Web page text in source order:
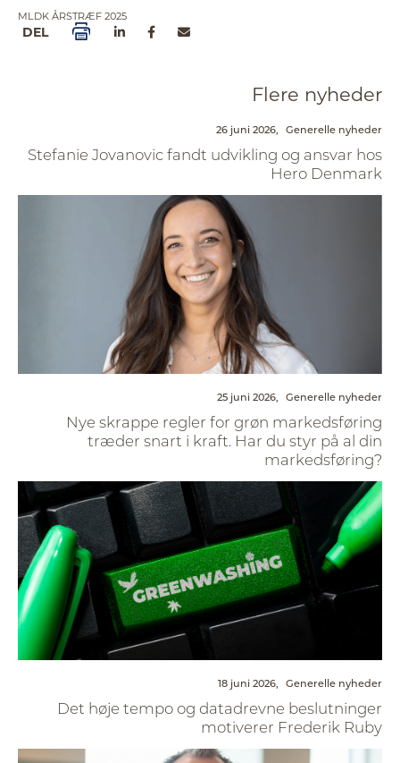
MLDK ÅRSTRÆF 2025
DEL
Flere nyheder
26 juni 2026, Generelle nyheder
Stefanie Jovanovic fandt udvikling og ansvar hos
Hero Denmark
25 juni 2026, Generelle nyheder
Nye skrappe regler for grøn markedsføring
træder snart i kraft. Har du styr på al din
markedsføring?
18 juni 2026, Generelle nyheder
Det høje tempo og datadrevne beslutninger
motiverer Frederik Ruby